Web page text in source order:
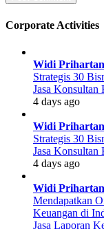
Corporate Activities
Widi
Strategis 30
Jasa Konsultan
4 days ago
Widi
Strategis 30
Jasa Konsultan
4 days ago
Widi
Mendapatkan
Keuangan di
Jasa Laporan